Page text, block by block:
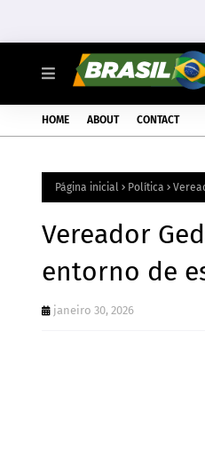
HOME ABOUT CONTACT
Página inicial Política
Vereador
entorno de
janeiro 30, 2026